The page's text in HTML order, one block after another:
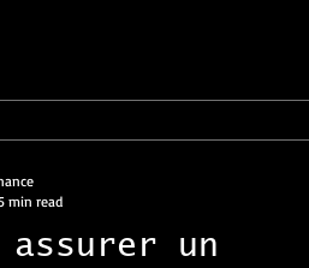
assurer un
min read